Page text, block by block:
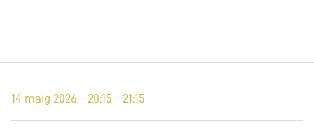
14 maig 2026 - 20:15 - 21:15